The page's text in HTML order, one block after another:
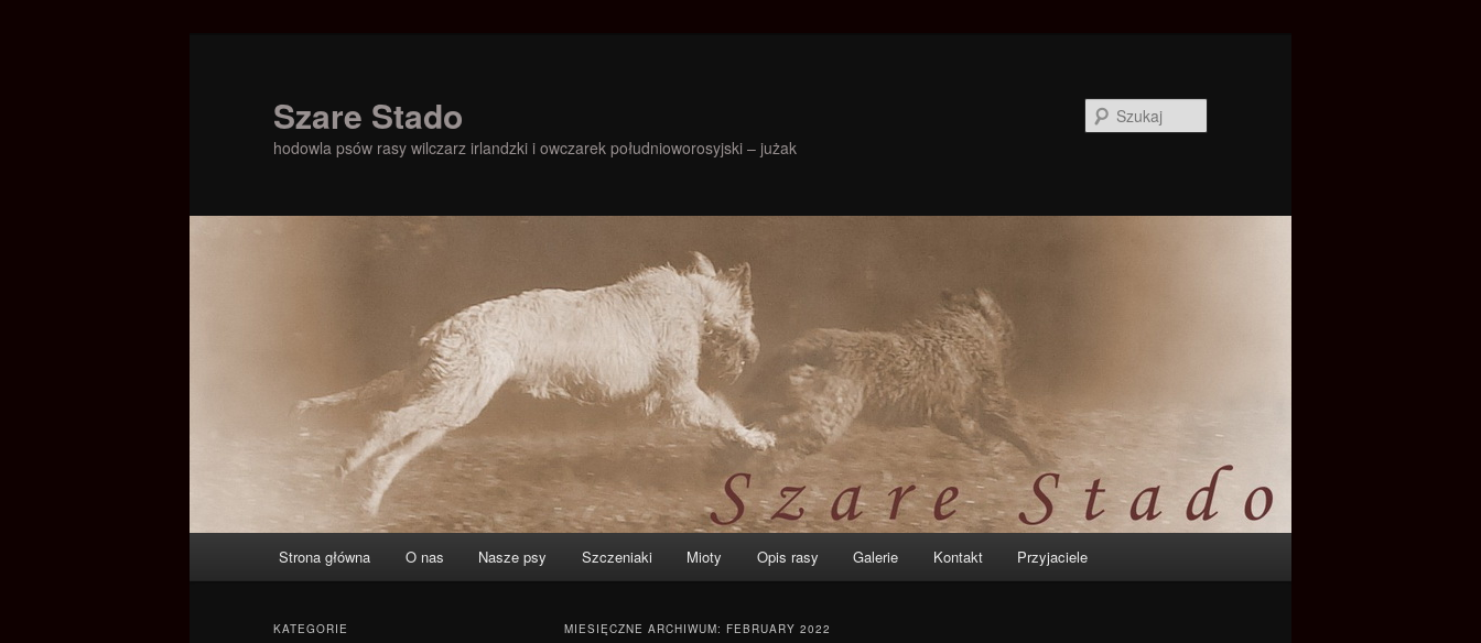
Szare Stado
hodowla psów rasy wilczarz irlandzki i owczarek południoworosyjski – jużak
Przeskocz
Przeskocz
Strona główna O nas Nasze psy Szczeniaki Mioty Opis rasy Galerie Kontakt Przyjaciele
MIESIĘCZNE ARCHIWUM: FEBRUARY 2022
KATEGORIE